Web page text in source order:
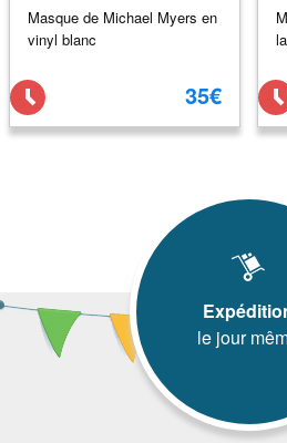
Masque de Michael Myers en
vinyl blanc
35€
le jour